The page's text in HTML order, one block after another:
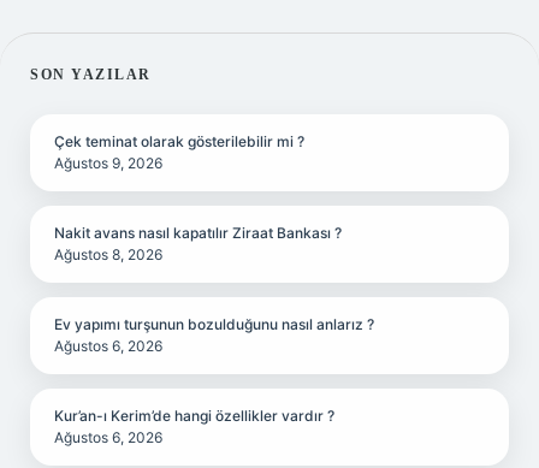
SIDEBAR
SON YAZILAR
Çek teminat olarak gösterilebilir mi ?
Ağustos 9, 2026
Nakit avans nasıl kapatılır Ziraat Bankası ?
Ağustos 8, 2026
Ev yapımı turşunun bozulduğunu nasıl anlarız ?
Ağustos 6, 2026
Kur’an-ı Kerim’de hangi özellikler vardır ?
Ağustos 6, 2026